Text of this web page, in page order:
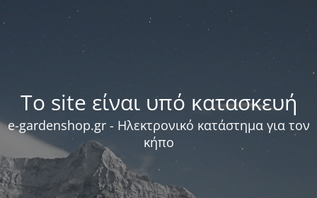
Το site είναι υπό κατασκευή
e-gardenshop.gr - Ηλεκτρονικό κατάστημα για τον
κήπο